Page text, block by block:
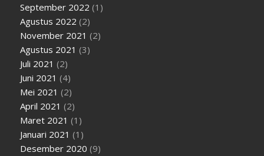
September 2022 (1)
Agustus 2022 (2)
November 2021 (2)
Agustus 2021 (3)
Juli 2021 (2)
Juni 2021 (4)
Mei 2021 (2)
April 2021 (2)
Maret 2021 (1)
Januari 2021 (1)
Desember 2020 (9)